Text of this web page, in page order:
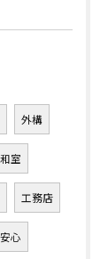
外構
和室
工務店
心